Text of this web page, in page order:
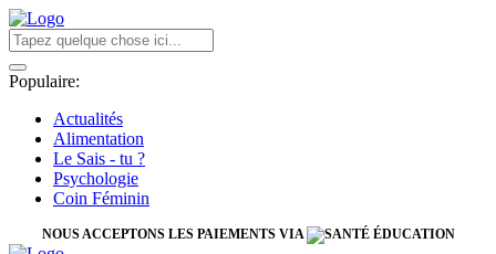
Populaire:
Actualités
Alimentation
Le Sais - tu ?
Psychologie
Coin Féminin
NOUS ACCEPTONS LES PAIEMENTS VIA